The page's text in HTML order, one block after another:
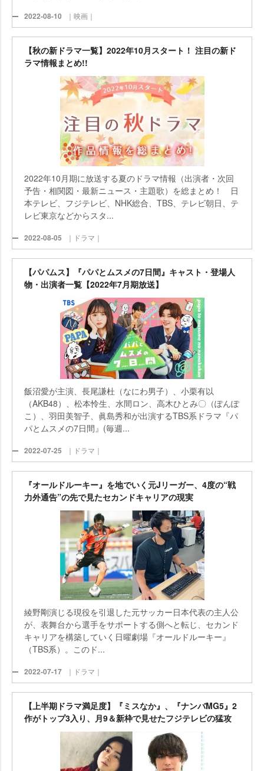
2022-08-10 ｜映画｜
【秋の新ドラマ一覧】2022年10月スタート！ 注目の新ド
ラマ情報まとめ!!
2022年10月期に放送する夏のドラマ情報（出演者・次回
予告・相関図・最新ニュース・主題歌）を総まとめ！ 日
本テレビ、フジテレビ、NHK総合、TBS、テレビ朝日、テ
レビ東京などからスタ...
2022-08-05 ｜ドラマ｜
【パパムス】『パパとムスメの7日間』キャスト・登場人
物・出演者一覧【2022年7月期放送】
飯沼愛が主演、長尾謙杜（なにわ男子）、小栗有以
（AKB48）、松本怜生、水間ロン、高木ひとみ〇（ぽんぽ
こ）、羽田美智子、眞島秀和が出演するTBS系ドラマ『パ
パとムスメの7日間』(毎週...
2022-07-25 ｜ドラマ｜
『オールドルーキー』を地でいく元Jリーガー、4度の“戦
力外通告”の先で見たセカンドキャリアの現実
綾野剛演じる現役を引退した元サッカー日本代表の主人公
が、表舞台から選手をサポートする側へと転じ、セカンド
キャリアを構築していく日曜劇場『オールドルーキー』
（TBS系）。このド...
2022-07-17 ｜ドラマ｜
【上半期ドラマ満足度】『ミスなか』、『ナンバMG5』2
作がトップ3入り、月9＆新枠で見せたフジテレビの猛攻